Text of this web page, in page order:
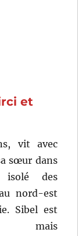
et
vit avec
sœur dans
des
nord-est
Sibel est
mais